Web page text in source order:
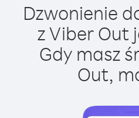
Dzwonienie
z Viber Out
Gdy masz
Out,